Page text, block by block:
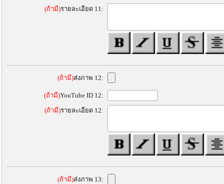
(ถ้ามี)รายละเอียด 11:
(ถ้ามี)ส่งภาพ 12:
(ถ้ามี)YouTube ID 12:
(ถ้ามี)รายละเอียด 12:
(ถ้ามี)ส่งภาพ 13: